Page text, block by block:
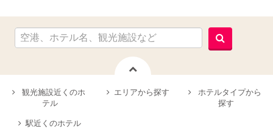
観光施設近くのホ
テル
エリアから探す
ホテルタイプから
探す
駅近くのホテル